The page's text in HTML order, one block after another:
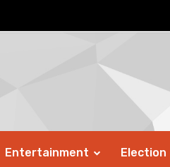
Entertainment Election